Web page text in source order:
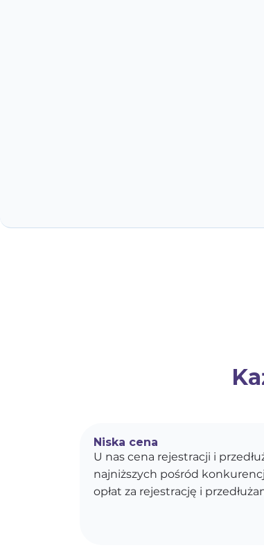
Niska cena
U nas cena rejestracji i
najniższych pośród
opłat za rejestrację i